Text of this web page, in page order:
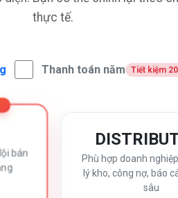
thực tế.
Thanh toán năm Tiết kiệm
bán
Phù hợp doanh
lý kho, công nợ, báo
sâu